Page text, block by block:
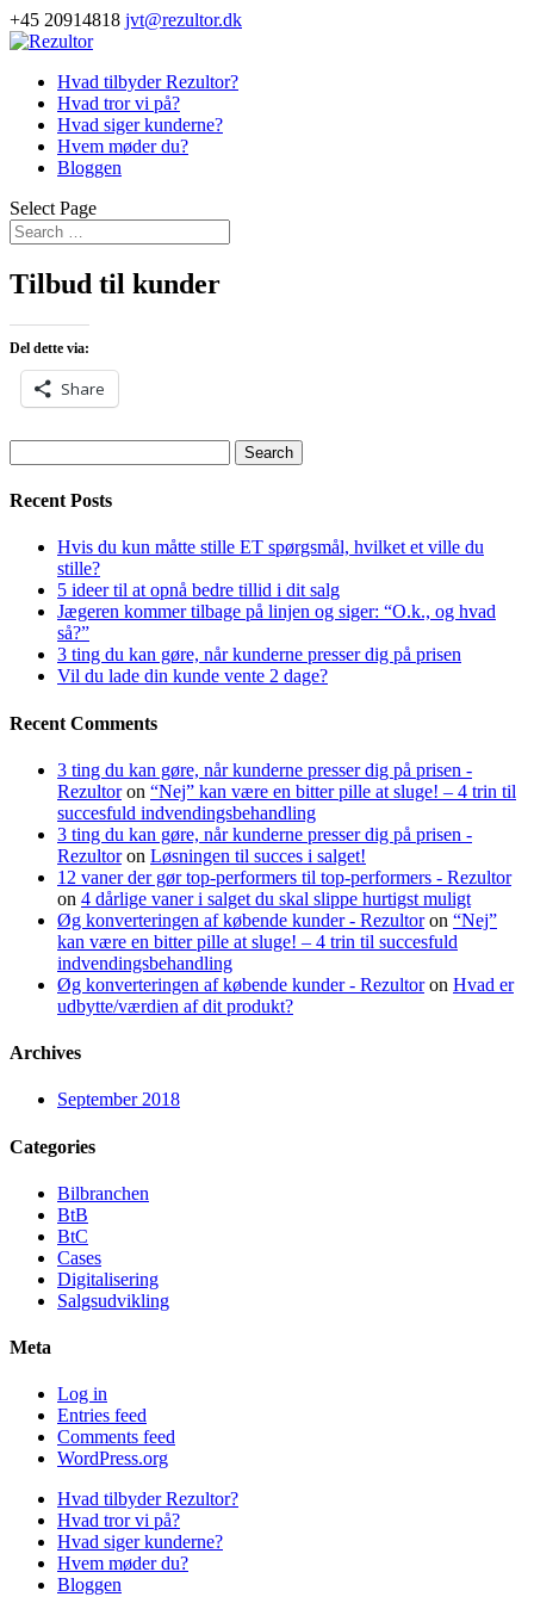
+45 20914818 jvt@rezultor.dk
Hvad tilbyder Rezultor?
Hvad tror vi på?
Hvad siger kunderne?
Hvem møder du?
Bloggen
Select Page
Tilbud til kunder
Del dette via:
Share
for:
Recent Posts
Hvis du kun måtte stille ET spørgsmål, hvilket et ville du
stille?
5 ideer til at opnå bedre tillid i dit salg
Jægeren kommer tilbage på linjen og siger: “O.k., og hvad
så?”
3 ting du kan gøre, når kunderne presser dig på prisen
Vil du lade din kunde vente 2 dage?
Recent Comments
3 ting du kan gøre, når kunderne presser dig på prisen -
Rezultoron “Nej” kan være en bitter pille at sluge! – 4 trin til
succesfuld indvendingsbehandling
3 ting du kan gøre, når kunderne presser dig på prisen -
Rezultoron Løsningen til succes i salget!
12 vaner der gør top-performers til top-performers - Rezultor
on 4 dårlige vaner i salget du skal slippe hurtigst muligt
Øg konverteringen af købende kunder - Rezultoron “Nej”
kan være en bitter pille at sluge! – 4 trin til succesfuld
indvendingsbehandling
Øg konverteringen af købende kunder - Rezultoron Hvad er
udbytte/værdien af dit produkt?
Archives
September 2018
Categories
Bilbranchen
BtB
BtC
Cases
Digitalisering
Salgsudvikling
Meta
Log in
Entries feed
Comments feed
WordPress.org
Hvad tilbyder Rezultor?
Hvad tror vi på?
Hvad siger kunderne?
Hvem møder du?
Bloggen